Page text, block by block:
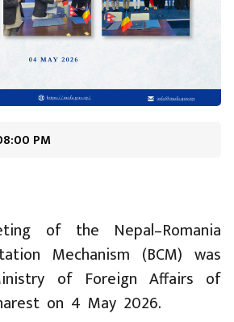
PM
of the Nepal–Romania
Mechanism (BCM) was
of Foreign Affairs of
on 4 May 2026.